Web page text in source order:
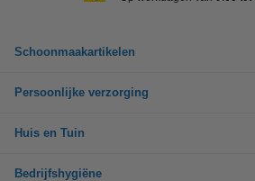
Schoonmaakartikelen
Persoonlijke verzorging
Huis en Tuin
Bedrijfshygiëne